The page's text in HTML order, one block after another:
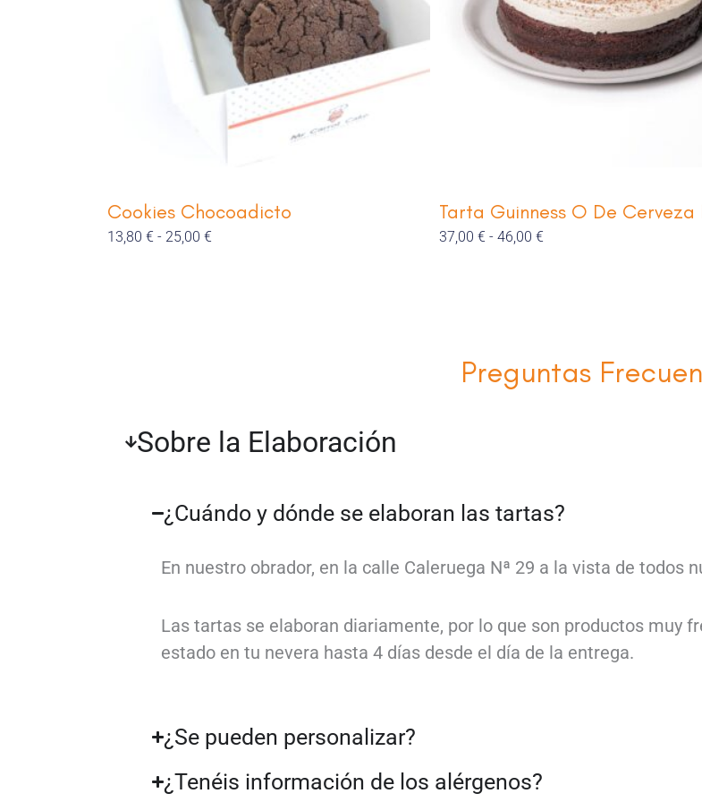
Cookies Chocoadicto
13,80 € - 25,00 €
Tarta Guinness O De Cerveza
37,00€ - 46,00€
Preguntas
Sobre la Elaboración
¿Cuándo y dónde se elaboran las tartas?
En nuestro obrador, en la calle Caleruega Nª 29 a la vista de todos
Las tartas se elaboran diariamente, por lo que son productos muy
estado en tu nevera hasta 4 días desde el día de la entrega.
¿Se pueden personalizar?
¿Tenéis información de los alérgenos?